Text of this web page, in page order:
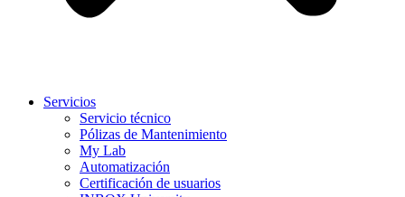
Servicios
Servicio técnico
Pólizas de Mantenimiento
My Lab
Automatización
Certificación de usuarios